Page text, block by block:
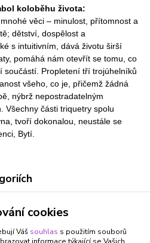
koloběhu života:
věci – minulost, přítomnost a
dětství, dospělost a
s intuitivním, dává životu širší
pomáhá nám otevřít se tomu, co
součástí. Propletení tří trojúhelníků
všeho, co je, přičemž žádná
nýbrž nepostradatelným
Všechny části triquetry spolu
tvoří dokonalou, neustále se
Bytí.
cookies
Váš souhlas s použitím souborů